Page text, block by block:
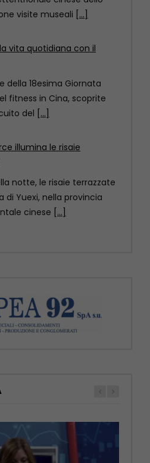
visite museali [...]
vita quotidiana con il
della 18esima Giornata
fitness in Cina, scoprite
del [...]
illumina le risaie
notte, le risaie terrazzate
di Yuexi, nella provincia
cinese [...]